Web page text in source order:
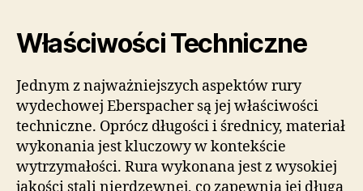
Właściwości Techniczne
Jednym z najważniejszych aspektów rury
wydechowej Eberspacher są jej właściwości
techniczne. Oprócz długości i średnicy, materiał
wykonania jest kluczowy w kontekście
wytrzymałości. Rura wykonana jest z wysokiej